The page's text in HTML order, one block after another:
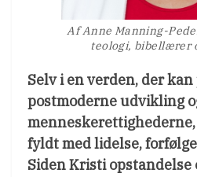
Af Anne Manning-
teologi, bibellærer
Selv i en verden, der
postmoderne udvikling
fyldt med lidelse,
Siden Kristi